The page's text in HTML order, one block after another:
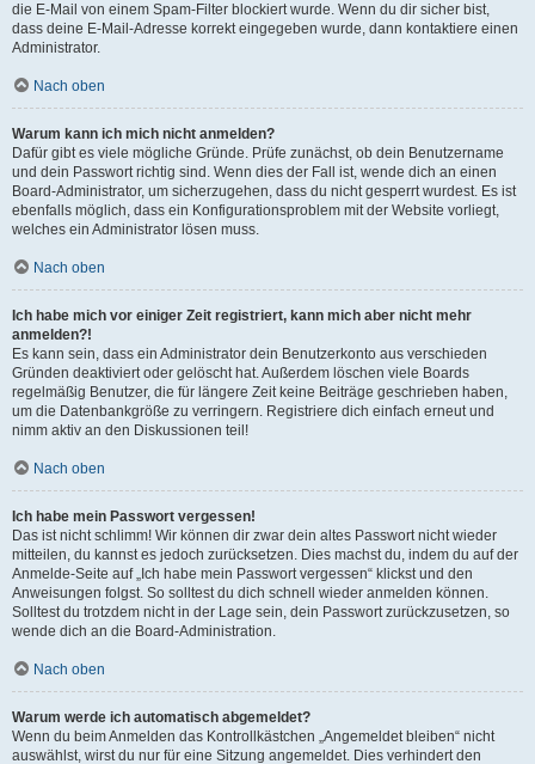
die E-Mail von einem Spam-Filter blockiert wurde. Wenn du dir sicher bist,
dass deine E-Mail-Adresse korrekt eingegeben wurde, dann kontaktiere einen
Administrator.
Nach oben
Warum kann ich mich nicht anmelden?
Dafür gibt es viele mögliche Gründe. Prüfe zunächst, ob dein Benutzername
und dein Passwort richtig sind. Wenn dies der Fall ist, wende dich an einen
Board-Administrator, um sicherzugehen, dass du nicht gesperrt wurdest. Es ist
ebenfalls möglich, dass ein Konfigurationsproblem mit der Website vorliegt,
welches ein Administrator lösen muss.
Nach oben
Ich habe mich vor einiger Zeit registriert, kann mich aber nicht mehr
anmelden?!
Es kann sein, dass ein Administrator dein Benutzerkonto aus verschieden
Gründen deaktiviert oder gelöscht hat. Außerdem löschen viele Boards
regelmäßig Benutzer, die für längere Zeit keine Beiträge geschrieben haben,
um die Datenbankgröße zu verringern. Registriere dich einfach erneut und
nimm aktiv an den Diskussionen teil!
Nach oben
Ich habe mein Passwort vergessen!
Das ist nicht schlimm! Wir können dir zwar dein altes Passwort nicht wieder
mitteilen, du kannst es jedoch zurücksetzen. Dies machst du, indem du auf der
Anmelde-Seite auf „Ich habe mein Passwort vergessen“ klickst und den
Anweisungen folgst. So solltest du dich schnell wieder anmelden können.
Solltest du trotzdem nicht in der Lage sein, dein Passwort zurückzusetzen, so
wende dich an die Board-Administration.
Nach oben
Warum werde ich automatisch abgemeldet?
Wenn du beim Anmelden das Kontrollkästchen „Angemeldet bleiben“ nicht
auswählst, wirst du nur für eine Sitzung angemeldet. Dies verhindert den